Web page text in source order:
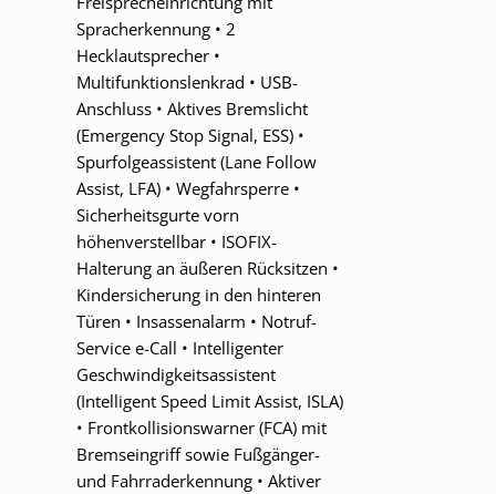
Spracherkennung • 2
Hecklautsprecher •
Multifunktionslenkrad • USB-
Anschluss • Aktives Bremslicht
(Emergency Stop Signal, ESS) •
Spurfolgeassistent (Lane Follow
Assist, LFA) • Wegfahrsperre •
Sicherheitsgurte vorn
höhenverstellbar • ISOFIX-
Halterung an äußeren Rücksitzen •
Kindersicherung in den hinteren
Türen • Insassenalarm • Notruf-
Service e-Call • Intelligenter
Geschwindigkeitsassistent
(Intelligent Speed Limit Assist, ISLA)
• Frontkollisionswarner (FCA) mit
Bremseingriff sowie Fußgänger-
und Fahrraderkennung • Aktiver